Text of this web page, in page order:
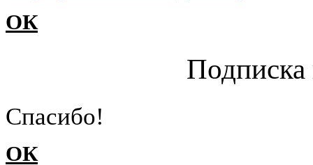
ОК
Подписка
Cпасибо!
ОК